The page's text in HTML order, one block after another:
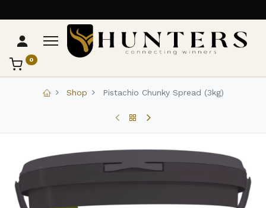
0
Shop Pistachio Chunky Spread (3kg)
تواصل مع Hunters
عادةً بنرد في دقائق